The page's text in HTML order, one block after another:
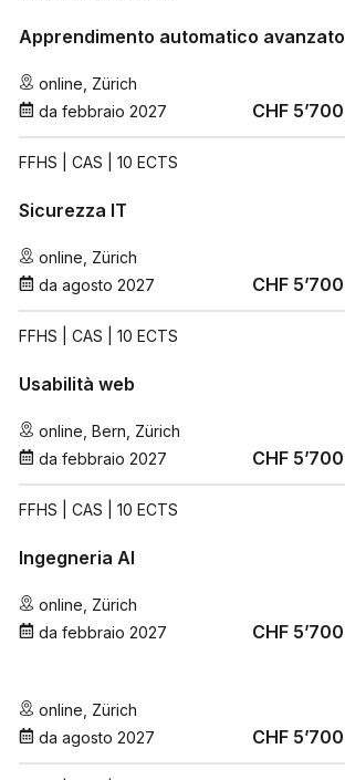
Apprendimento automatico avanzato
online Zürich
da febbraio 2027 CHF 5’700
FFHS | CAS | 10 ECTS
Sicurezza IT
online Zürich
da agosto 2027 CHF 5’700
FFHS | CAS | 10 ECTS
Usabilità web
online Bern Zürich
da febbraio 2027 CHF 5’700
FFHS | CAS | 10 ECTS
Ingegneria AI
online Zürich
da febbraio 2027 CHF 5’700
online Zürich
da agosto 2027 CHF 5’700